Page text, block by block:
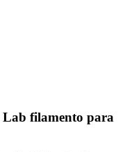
filamento para